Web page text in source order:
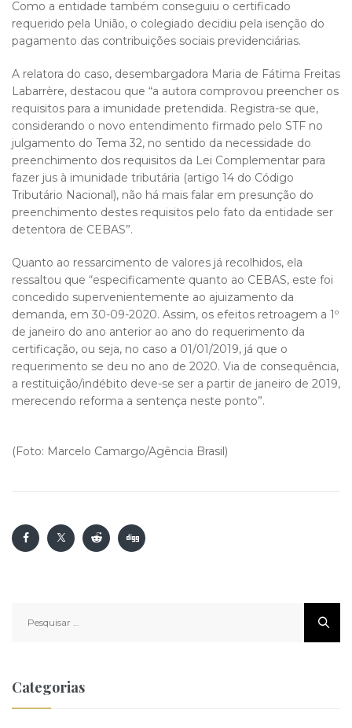
Como a entidade também conseguiu o certificado
requerido pela União, o colegiado decidiu pela isenção do
pagamento das contribuições sociais previdenciárias.
A relatora do caso, desembargadora Maria de Fátima Freitas
Labarrère, destacou que “a autora comprovou preencher os
requisitos para a imunidade pretendida. Registra-se que,
considerando o novo entendimento firmado pelo STF no
julgamento do Tema 32, no sentido da necessidade do
preenchimento dos requisitos da Lei Complementar para
fazer jus à imunidade tributária (artigo 14 do Código
Tributário Nacional), não há mais falar em presunção do
preenchimento destes requisitos pelo fato da entidade ser
detentora de CEBAS”.
Quanto ao ressarcimento de valores já recolhidos, ela
ressaltou que “especificamente quanto ao CEBAS, este foi
concedido supervenientemente ao ajuizamento da
demanda, em 30-09-2020. Assim, os efeitos retroagem a 1º
de janeiro do ano anterior ao ano do requerimento da
certificação, ou seja, no caso a 01/01/2019, já que o
requerimento se deu no ano de 2020. Via de consequência,
a restituição/indébito deve-se ser a partir de janeiro de 2019,
merecendo reforma a sentença neste ponto”.
(Foto: Marcelo Camargo/Agência Brasil)
por:
Categorias